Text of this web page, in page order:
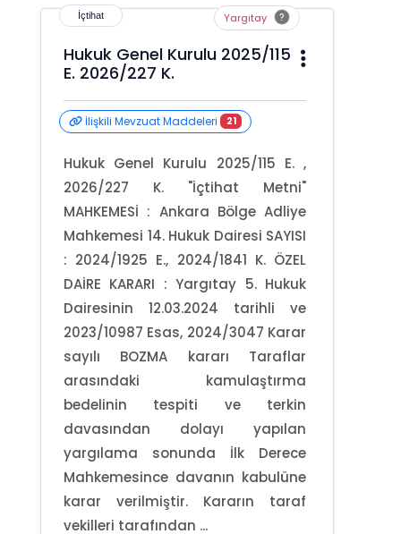
Yargıtay
Hukuk Genel Kurulu 2025/115
E. 2026/227 K.
İlişkili Mevzuat Maddeleri 21
Hukuk Genel Kurulu 2025/115 E. ,
2026/227 K. "İçtihat Metni"
MAHKEMESİ : Ankara Bölge Adliye
Mahkemesi 14. Hukuk Dairesi SAYISI
: 2024/1925 E., 2024/1841 K. ÖZEL
DAİRE KARARI : Yargıtay 5. Hukuk
Dairesinin 12.03.2024 tarihli ve
2023/10987 Esas, 2024/3047 Karar
sayılı BOZMA kararı Taraflar
arasındaki kamulaştırma
bedelinin tespiti ve terkin
davasından dolayı yapılan
yargılama sonunda İlk Derece
Mahkemesince davanın kabulüne
karar verilmiştir. Kararın taraf
vekilleri tarafından ...